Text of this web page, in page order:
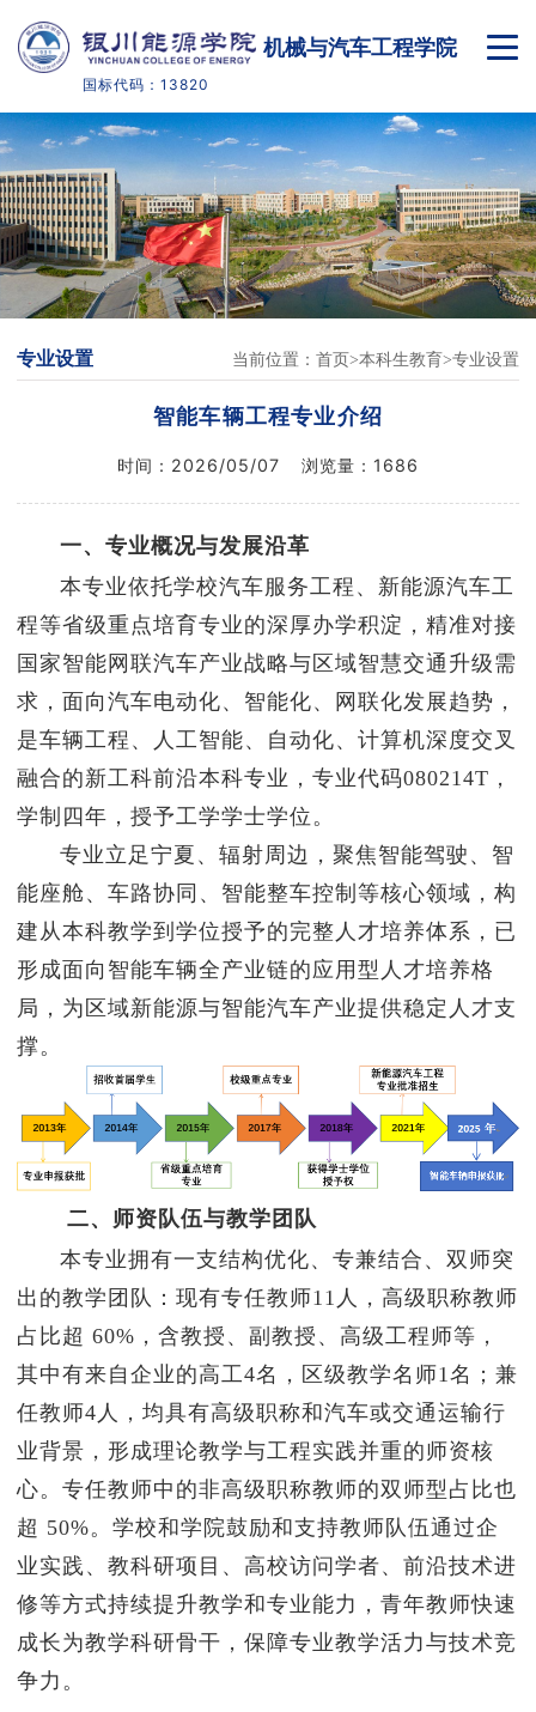
机械与汽车工程学院
国标代码：13820
学院概况
本科生教育
高职生教育
党建工作
实训实验
就业
学院官网
专业设置 当前位置： 首页 本科生教育 专业设置
智能车辆工程专业介绍
时间： 2026/05/07 浏览量： 1686
一、专业概况与发展沿革
本专业依托学校汽车服务工程、新能源汽车工
程等省级重点培育专业的深厚办学积淀，精准对接
国家智能网联汽车产业战略与区域智慧交通升级需
求，面向汽车电动化、智能化、网联化发展趋势，
是车辆工程、人工智能、自动化、计算机深度交叉
融合的新工科前沿本科专业，专业代码080214T，
学制四年，授予工学学士学位。
专业立足宁夏、辐射周边，聚焦智能驾驶、智
能座舱、车路协同、智能整车控制等核心领域，构
建从本科教学到学位授予的完整人才培养体系，已
形成面向智能车辆全产业链的应用型人才培养格
局，为区域新能源与智能汽车产业提供稳定人才支
撑。
二、师资队伍与教学团队
本专业拥有一支结构优化、专兼结合、双师突
出的教学团队：现有专任教师11人，高级职称教师
占比超 60%，含教授、副教授、高级工程师等，
其中有来自企业的高工4名，区级教学名师1名；兼
任教师4人，均具有高级职称和汽车或交通运输行
业背景，形成理论教学与工程实践并重的师资核
心。专任教师中的非高级职称教师的双师型占比也
超 50%。学校和学院鼓励和支持教师队伍通过企
业实践、教科研项目、高校访问学者、前沿技术进
修等方式持续提升教学和专业能力，青年教师快速
成长为教学科研骨干，保障专业教学活力与技术竞
争力。